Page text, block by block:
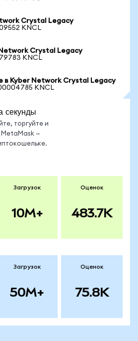
Crystal Legacy
KNCL
Crystal Legacy
KNCL
в Kyber Network Crystal Legacy
KNCL
секунды
торгуйте и
MetaMask —
Загрузок
10M+
Оценок
483.7K
Загрузок
50M+
Оценок
75.8K